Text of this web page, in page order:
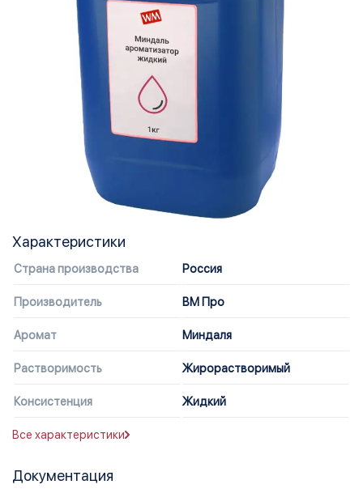
Характеристики
Страна производства Россия
Производитель ВМ Про
Аромат Миндаля
Растворимость Жирорастворимый
Консистенция Жидкий
Все характеристики
Документация